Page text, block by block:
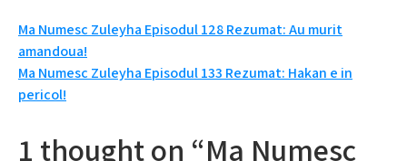
Navigare
în
articole
Ma Numesc Zuleyha Episodul 128 Rezumat: Au murit
amandoua!
Ma Numesc Zuleyha Episodul 133 Rezumat: Hakan e in
pericol!
1 thought on “Ma Numesc